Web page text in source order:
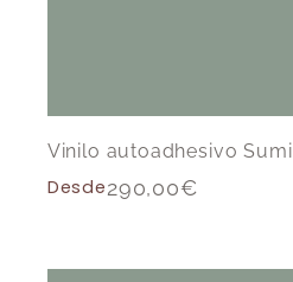
Vinilo autoadhesivo Sumi
Desde290,00€